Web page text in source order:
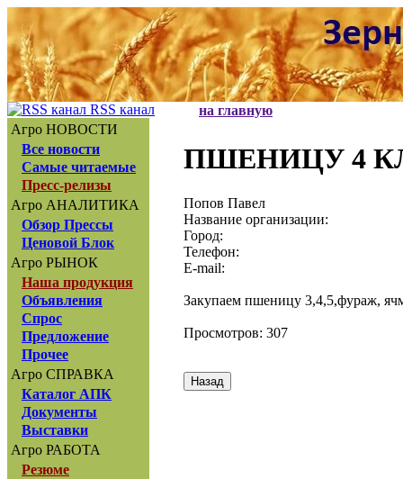
RSS канал
Агро НОВОСТИ
Все новости
Самые читаемые
Пресс-релизы
Агро АНАЛИТИКА
Обзор Прессы
Ценовой Блок
Агро РЫНОК
Наша продукция
Объявления
Спрос
Предложение
Прочее
Агро СПРАВКА
Каталог АПК
Документы
Выставки
Агро РАБОТА
Резюме
на главную
ПШЕНИЦУ 4
Попов Павел
Название организации:
Город:
Телефон:
E-mail:
Закупаем пшеницу 3,4,5,фураж,
Просмотров: 307